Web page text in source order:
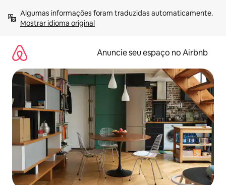
para
Mostrar idioma original
Anuncie seu espaço no Airbnb